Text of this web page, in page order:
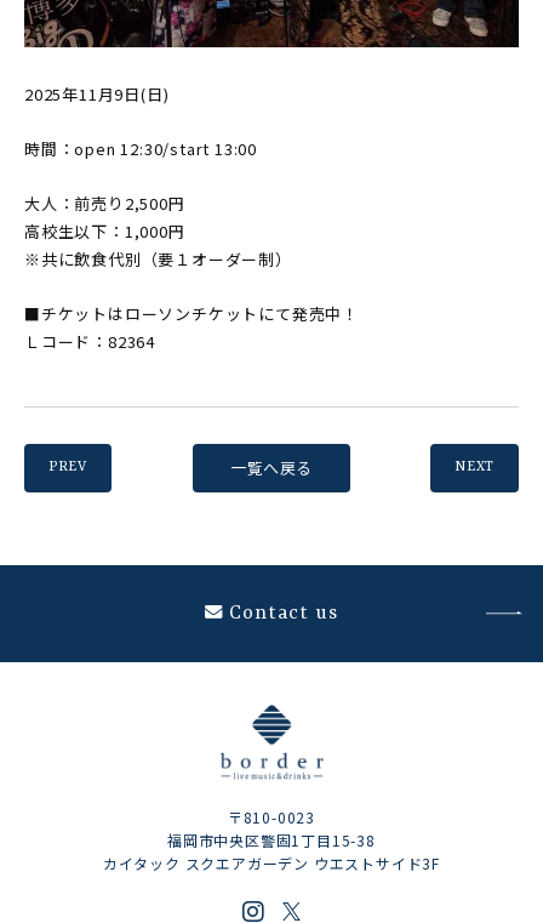
2025年11月9日(日)
時間：open 12:30/start 13:00
大人：前売り2,500円
高校生以下：1,000円
※共に飲食代別（要１オーダー制）
■チケットはローソンチケットにて発売中！
Ｌコード：82364
一覧へ戻る
PREV NEXT
Contact us
〒810-0023
福岡市中央区警固1丁目15-38
カイタック スクエアガーデン ウエストサイド3F